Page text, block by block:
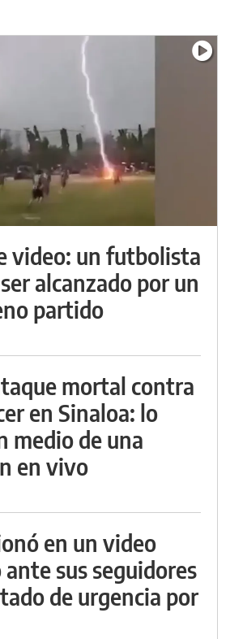
video: un futbolista
alcanzado por un
partido
mortal contra
en Sinaloa: lo
medio de una
en vivo
en un video
sus seguidores
de urgencia por